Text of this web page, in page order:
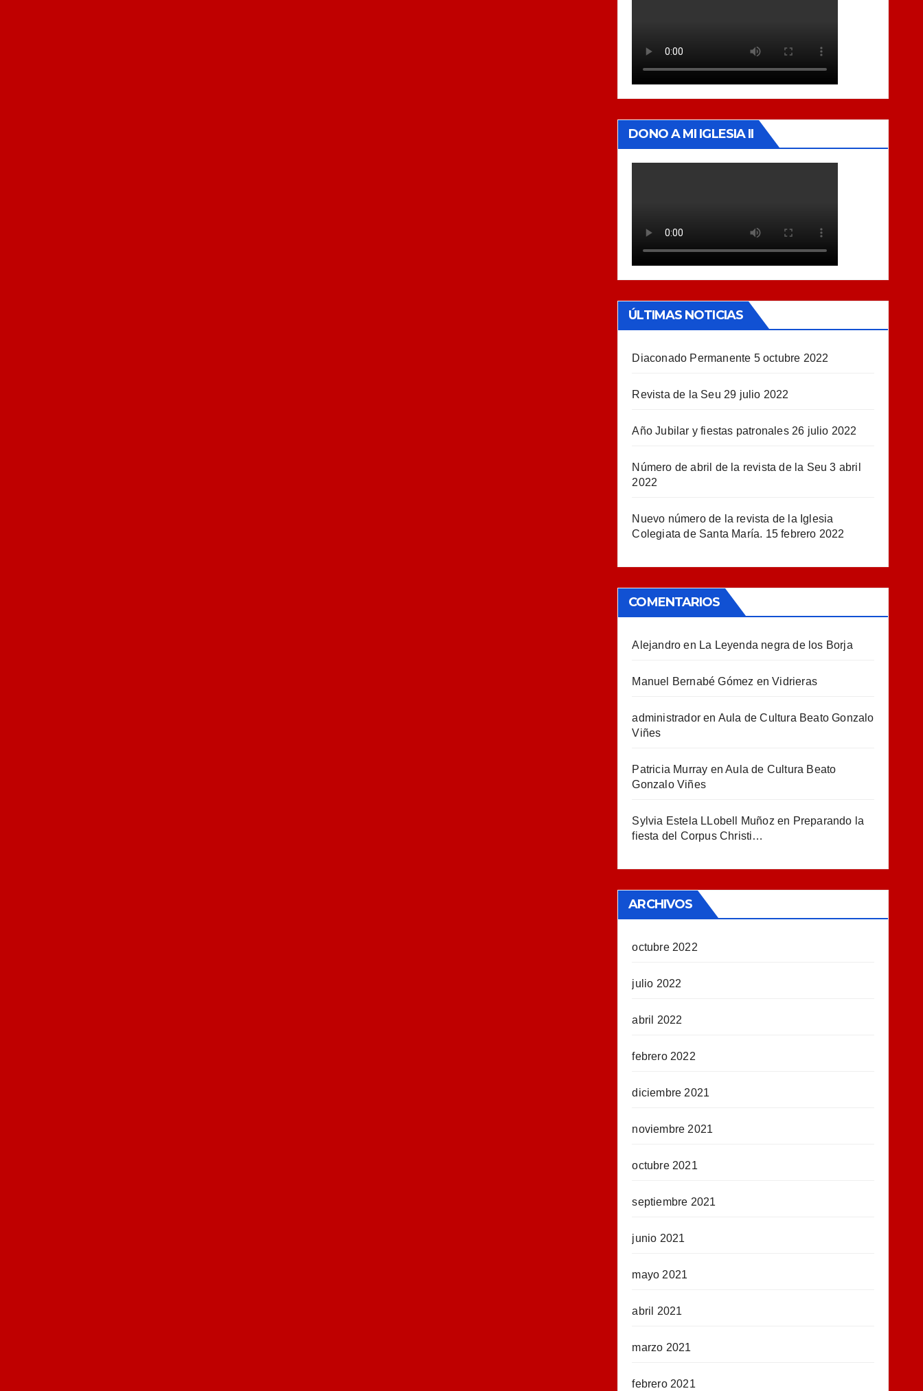
DONO A MI IGLESIA II
ÚLTIMAS NOTICIAS
Diaconado Permanente 5 octubre 2022
Revista de la Seu 29 julio 2022
Año Jubilar y fiestas patronales 26 julio 2022
Número de abril de la revista de la Seu 3 abril
2022
Nuevo número de la revista de la Iglesia
Colegiata de Santa María. 15 febrero 2022
COMENTARIOS
Alejandro en La Leyenda negra de los Borja
Manuel Bernabé Gómez enVidrieras
administradoren Aula de Cultura Beato Gonzalo
Viñes
Patricia Murray enAula de Cultura Beato
Gonzalo Viñes
Sylvia Estela LLobell Muñoz en Preparando la
fiesta del Corpus Christi…
ARCHIVOS
octubre 2022
julio 2022
abril 2022
febrero 2022
diciembre 2021
noviembre 2021
octubre 2021
septiembre 2021
junio 2021
mayo 2021
abril 2021
marzo 2021
febrero 2021